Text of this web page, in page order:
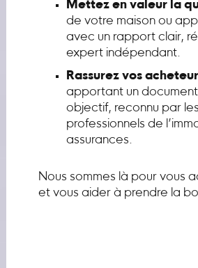
Mettez en valeur la
de votre maison ou
avec un rapport clair,
expert indépendant.
Rassurez vos
apportant un
objectif, reconnu par les
professionnels de
assurances.
Nous sommes là pour vous
et vous aider à prendre la